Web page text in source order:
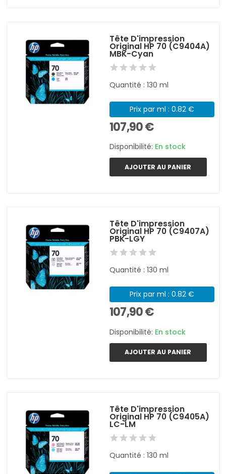
Tête D'impression
Original HP 70 (C9404A)
MBK-Cyan
Quantité : 130 ml
Prix par ml : 0.82 €
107,90 €
Disponibilité: En stock
AJOUTER AU PANIER
Tête D'impression
Original HP 70 (C9407A)
PBK-LGY
Quantité : 130 ml
Prix par ml : 0.82 €
107,90 €
Disponibilité: En stock
AJOUTER AU PANIER
Tête D'impression
Original HP 70 (C9405A)
LC-LM
Quantité : 130 ml